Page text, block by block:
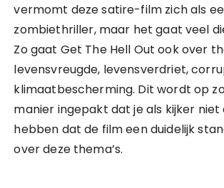
vermomt deze satire-film zich als
zombiethriller, maar het gaat veel
Zo gaat Get The Hell Out ook over
levensvreugde, levensverdriet,
klimaatbescherming. Dit wordt op
manier ingepakt dat je als kijker niet
hebben dat de film een duidelijk
over deze thema’s.